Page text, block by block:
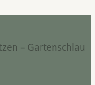
– Gartenschlau